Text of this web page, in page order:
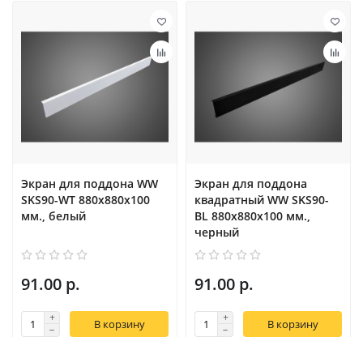
Экран для поддона WW
SKS90-WT 880х880х100
мм., белый
91.00 р.
В корзину
Экран для поддона
квадратный WW SKS90-
BL 880х880х100 мм.,
черный
91.00 р.
В корзину